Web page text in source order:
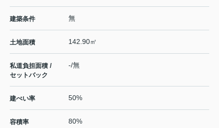
建築条件 無
土地面積 142.90㎡
私道負担面積 /
セットバック
-/無
建ぺい率 50%
容積率 80%